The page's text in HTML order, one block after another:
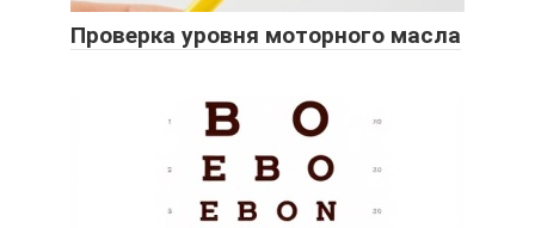
Проверка уровня моторного масла